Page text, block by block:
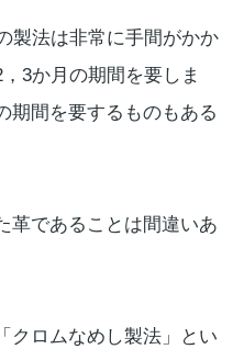
製法は非常に手間がかか
3か月の期間を要しま
期間を要するものもある
革であることは間違いあ
クロムなめし製法」とい